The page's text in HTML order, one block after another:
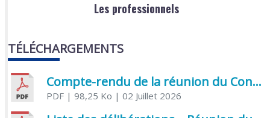
Les professionnels
TÉLÉCHARGEMENTS
Compte-rendu de la réunion du Conseil municipal du 05 juin 2026
PDF| 98,25 Ko | 02 Juillet 2026